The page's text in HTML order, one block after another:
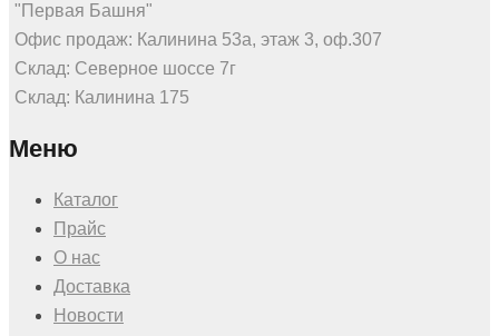
"Первая Башня"
Офис продаж: Калинина 53а, этаж 3, оф.307
Склад: Северное шоссе 7г
Склад: Калинина 175
Меню
Каталог
Прайс
О нас
Доставка
Новости